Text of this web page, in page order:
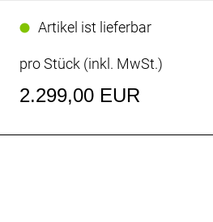
Artikel ist lieferbar
pro Stück (inkl. MwSt.)
2.299,00 EUR